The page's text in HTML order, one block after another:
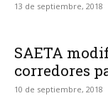
13 de septiembre, 2018
SAETA
corredores
10 de septiembre, 2018